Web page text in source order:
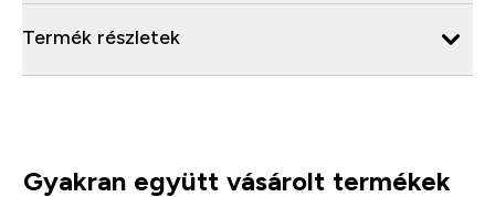
Termék részletek
Gyakran együtt vásárolt termékek